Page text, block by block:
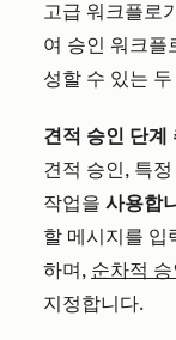
고급 워크플로
여 승인 워크플
성할 수 있는
견적 승인 단계
견적 승인, 특
작업을 사용합
할 메시지를 입
하며, 순차적 승
지정합니다.